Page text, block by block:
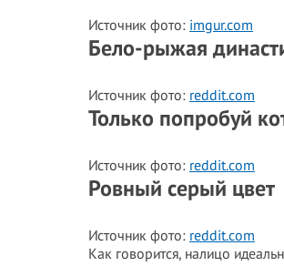
Источник фото: imgur.com
Бело-рыжая
Источник фото: reddit.com
Только попробуй
Источник фото: reddit.com
Ровный серый цвет
Источник фото: reddit.com
Как говорится, налицо